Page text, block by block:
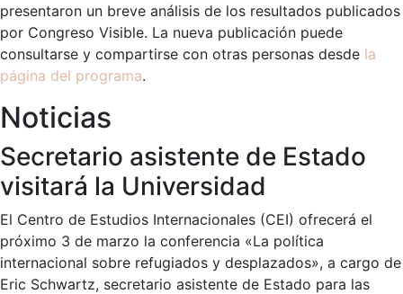
presentaron un breve análisis de los resultados publicados
por Congreso Visible. La nueva publicación puede
consultarse y compartirse con otras personas desde la
página del programa.
Noticias
Secretario asistente de Estado
visitará la Universidad
El Centro de Estudios Internacionales (CEI) ofrecerá el
próximo 3 de marzo la conferencia «La política
internacional sobre refugiados y desplazados», a cargo de
Eric Schwartz, secretario asistente de Estado para las